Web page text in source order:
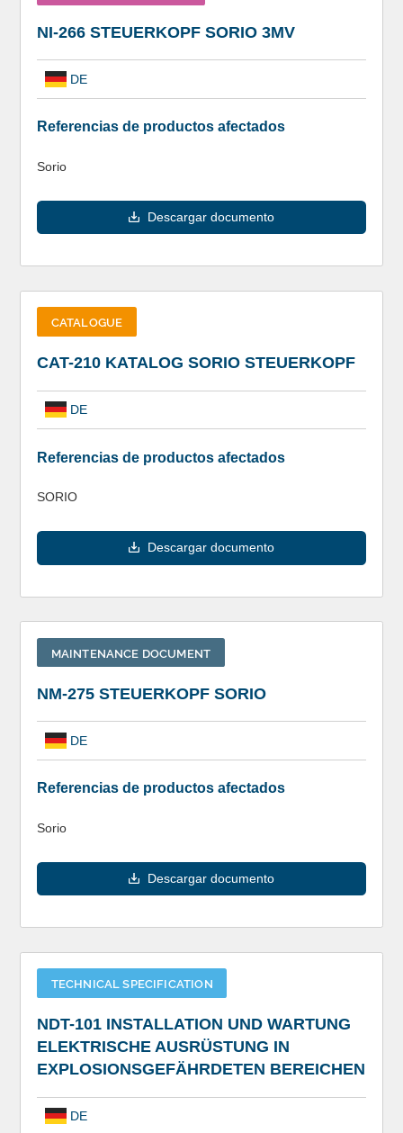
NI-266 STEUERKOPF SORIO 3MV
DE
Referencias de productos afectados
Sorio
Descargar documento
CATALOGUE
CAT-210 KATALOG SORIO STEUERKOPF
DE
Referencias de productos afectados
SORIO
Descargar documento
MAINTENANCE DOCUMENT
NM-275 STEUERKOPF SORIO
DE
Referencias de productos afectados
Sorio
Descargar documento
TECHNICAL SPECIFICATION
NDT-101 INSTALLATION UND WARTUNG
ELEKTRISCHE AUSRÜSTUNG IN
EXPLOSIONSGEFÄHRDETEN BEREICHEN
DE